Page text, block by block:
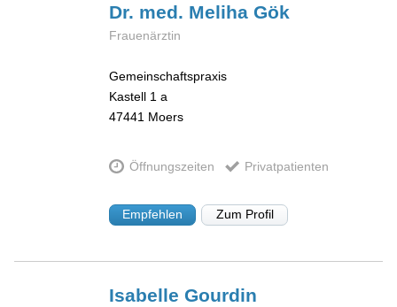
Dr. med. MelihaGök
Frauenärztin
Gemeinschaftspraxis
Kastell 1 a
47441 Moers
Öffnungszeiten Privatpatienten
Empfehlen Zum Profil
IsabelleGourdin